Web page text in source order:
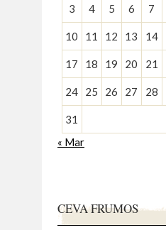
3 4 5 6 7
10 11 12 13 14
17 18 19 20 21
24 25 26 27 28
31
« Mar
CEVA FRUMOS